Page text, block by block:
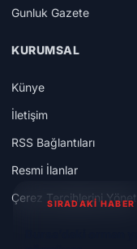
Gunluk Gazete
KURUMSAL
Künye
İletişim
RSS Bağlantıları
Resmi İlanlar
Çerez Tercihlerini Yönet
SIRADAKİ HABER